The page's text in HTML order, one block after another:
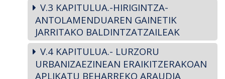
V.3 KAPITULUA.-HIRIGINTZA-
ANTOLAMENDUAREN GAINETIK
JARRITAKO BALDINTZATZAILEAK
V.4 KAPITULUA.- LURZORU
URBANIZAEZINEAN ERAIKITZERAKOAN
APLIKATU BEHARREKO ARAUDIA